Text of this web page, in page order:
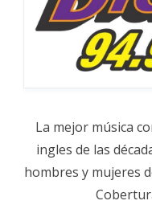
La mejor música
ingles de las
hombres y mujeres